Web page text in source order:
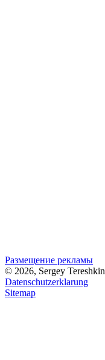
Размещение рекламы
© 2026, Sergey Tereshkin
Datenschutzerklarung
Sitemap